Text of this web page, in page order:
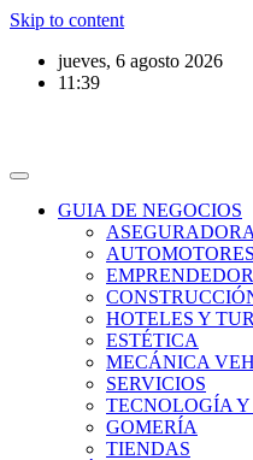
Skip to content
jueves, 6 agosto 2026
11:39
GUIA DE NEGOCIOS
HOTELES Y
ESTÉTICA
MECÁNICA
SERVICIOS
TECNOLOGÍA
GOMERÍA
TIENDAS